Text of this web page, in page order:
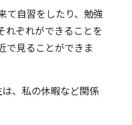
て自習をしたり、勉強
れぞれができることを
で見ることができま
、私の休暇など関係